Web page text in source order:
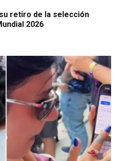
retiro de la selección
2026